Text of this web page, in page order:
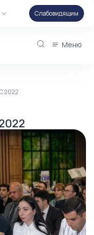
Слабовидящим
Меню
2022